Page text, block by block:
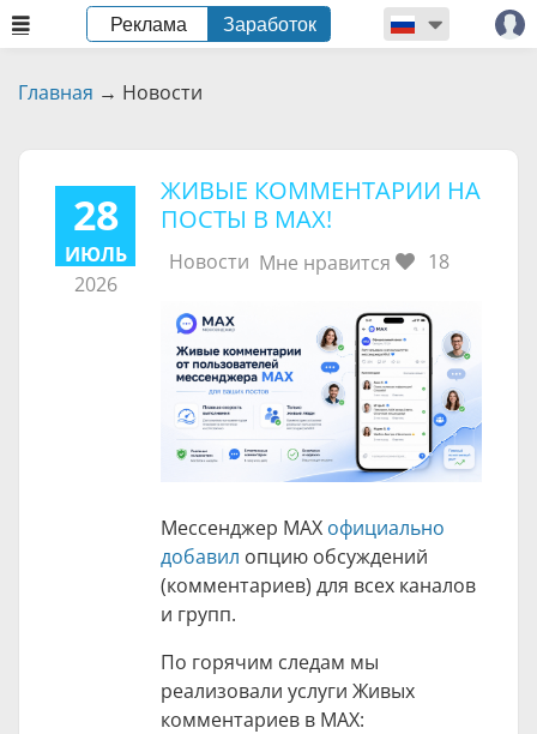
Реклама Заработок
Главная → Новости
28
ИЮЛЬ
2026
ЖИВЫЕ КОММЕНТАРИИ НА
ПОСТЫ В МАХ!
Новости Мне нравится 18
Мессенджер МАХ официально
добавил опцию обсуждений
(комментариев) для всех каналов
и групп.
По горячим следам мы
реализовали услуги Живых
комментариев в MAX: